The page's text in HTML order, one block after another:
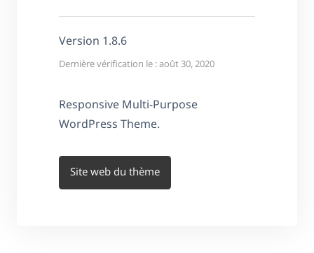
Version 1.8.6
Dernière vérification le : août 30, 2020
Responsive Multi-Purpose
WordPress Theme.
Site web du thème